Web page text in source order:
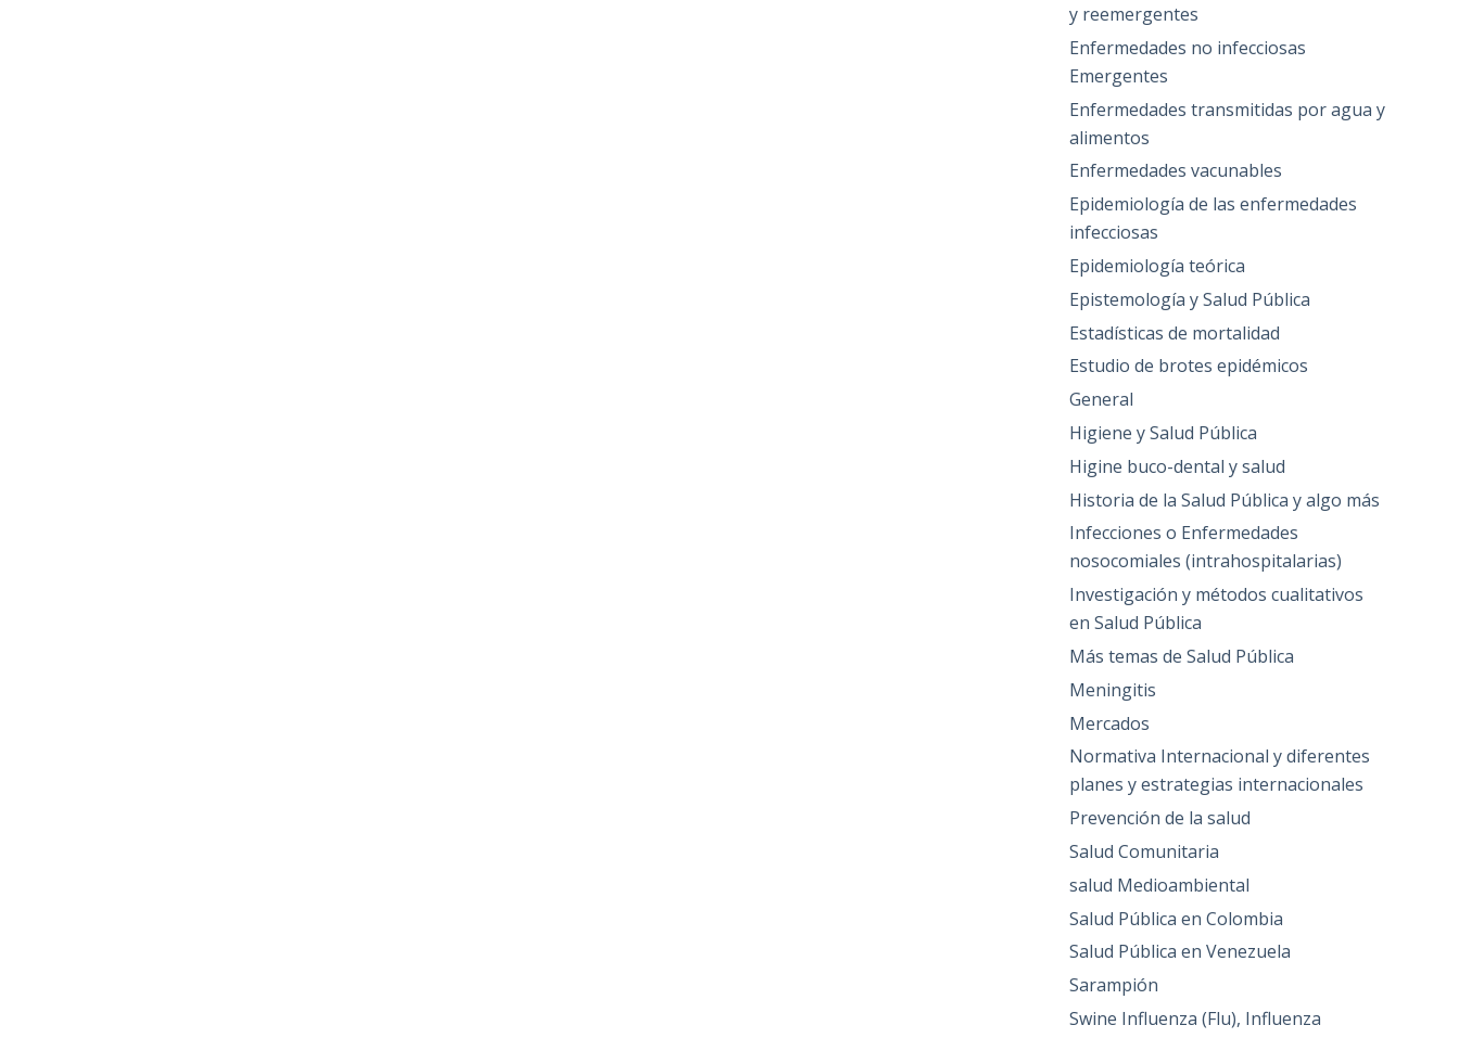
y reemergentes
Enfermedades no infecciosas
Emergentes
Enfermedades transmitidas por agua y
alimentos
Enfermedades vacunables
Epidemiología de las enfermedades
infecciosas
Epidemiología teórica
Epistemología y Salud Pública
Estadísticas de mortalidad
Estudio de brotes epidémicos
General
Higiene y Salud Pública
Higine buco-dental y salud
Historia de la Salud Pública y algo más
Infecciones o Enfermedades
nosocomiales (intrahospitalarias)
Investigación y métodos cualitativos
en Salud Pública
Más temas de Salud Pública
Meningitis
Mercados
Normativa Internacional y diferentes
planes y estrategias internacionales
Prevención de la salud
Salud Comunitaria
salud Medioambiental
Salud Pública en Colombia
Salud Pública en Venezuela
Sarampión
Swine Influenza (Flu), Influenza